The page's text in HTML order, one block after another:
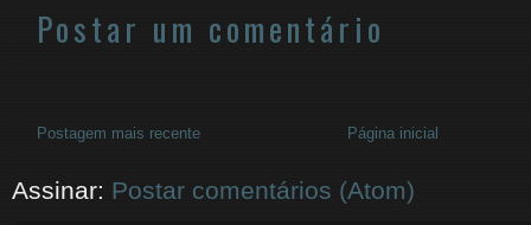
Postar um comentário
Postagem mais recente Página inicial
Assinar: Postar comentários (Atom)